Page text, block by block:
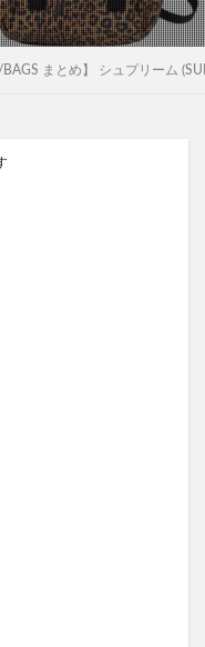
/BAGS まとめ】 シュプリーム